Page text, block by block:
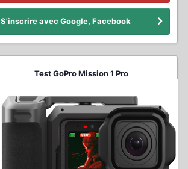
S'inscrire avec Google, Facebook
Test GoPro Mission 1 Pro